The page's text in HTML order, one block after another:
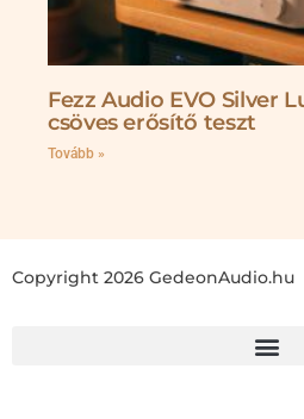
Fezz Audio EVO Silver
csöves erősítő teszt
Tovább »
Copyright 2026 GedeonAudio.hu